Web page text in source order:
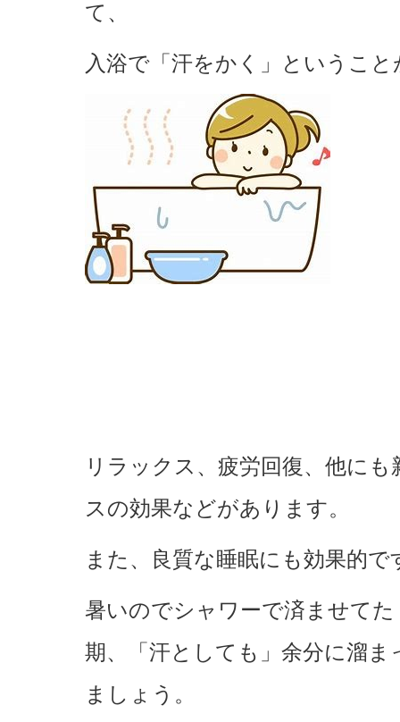
て、
入浴で「汗をかく」というこ
リラックス、疲労回復、他に
スの効果などがあります。
また、良質な睡眠にも効果的で
暑いのでシャワーで済ませて
期、「汗としても」余分に溜
ましょう。